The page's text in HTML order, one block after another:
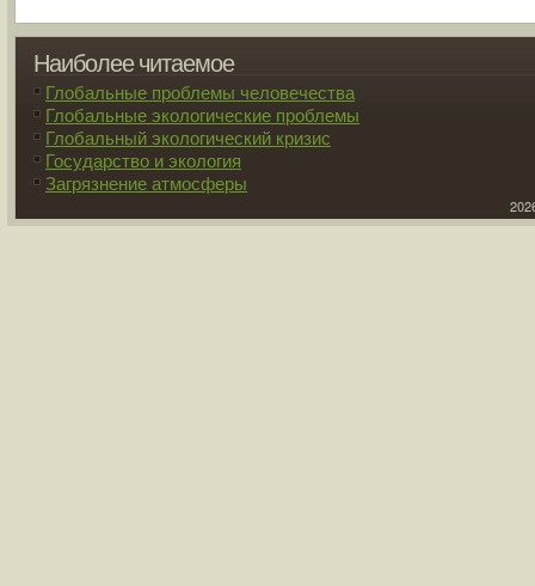
Наиболее читаемое
Глобальные проблемы человечества
Глобальные экологические проблемы
Глобальный экологический кризис
Государство и экология
Загрязнение атмосферы